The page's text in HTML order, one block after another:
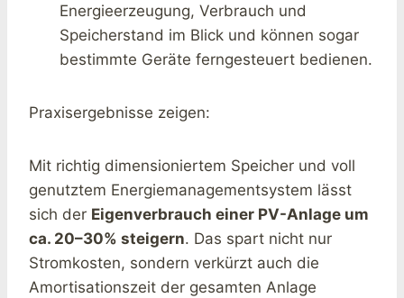
Energieerzeugung, Verbrauch und
Speicherstand im Blick und können sogar
bestimmte Geräte ferngesteuert bedienen.
Praxisergebnisse zeigen:
Mit richtig dimensioniertem Speicher und voll
genutztem Energiemanagementsystem lässt
sich der Eigenverbrauch einer PV-Anlage um
ca. 20–30% steigern. Das spart nicht nur
Stromkosten, sondern verkürzt auch die
Amortisationszeit der gesamten Anlage